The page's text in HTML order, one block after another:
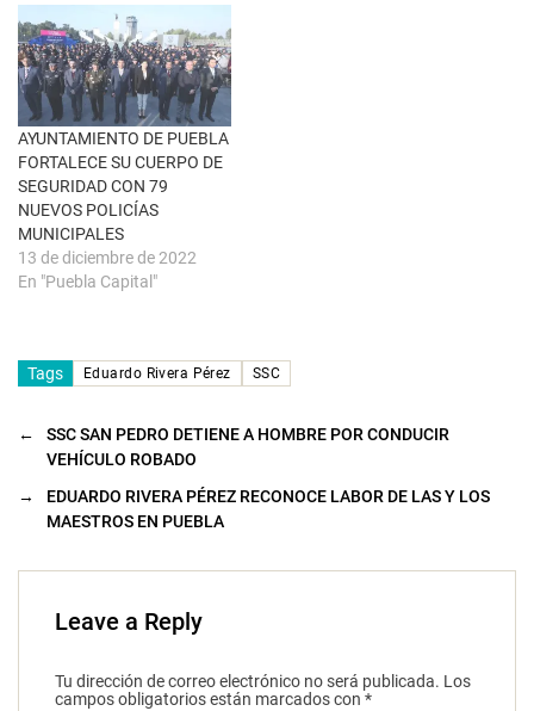
u
n
a
v
e
n
t
a
n
a
n
u
e
v
a
)
AYUNTAMIENTO DE PUEBLA
FORTALECE SU CUERPO DE
SEGURIDAD CON 79
NUEVOS POLICÍAS
MUNICIPALES
13 de diciembre de 2022
En "Puebla Capital"
Tags Eduardo Rivera Pérez SSC
←
SSC SAN PEDRO DETIENE A HOMBRE POR CONDUCIR
VEHÍCULO ROBADO
→
EDUARDO RIVERA PÉREZ RECONOCE LABOR DE LAS Y LOS
MAESTROS EN PUEBLA
Leave a Reply
Tu dirección de correo electrónico no será publicada. Los
campos obligatorios están marcados con *